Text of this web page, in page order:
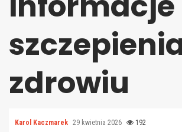
zdrowiu
Karol Kaczmarek 29 kwietnia 2026 192